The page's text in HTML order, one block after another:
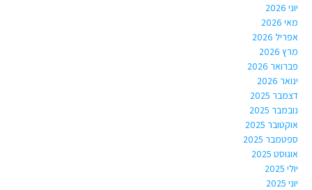
יוני 2026
מאי 2026
אפריל 2026
מרץ 2026
פברואר 2026
ינואר 2026
דצמבר 2025
נובמבר 2025
אוקטובר 2025
ספטמבר 2025
אוגוסט 2025
יולי 2025
יוני 2025